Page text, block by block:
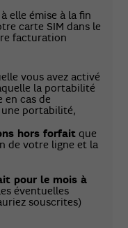
elle émise à la fin
carte SIM dans le
facturation
vous avez activé
la portabilité
en cas de
une portabilité,
hors forfait que
de votre ligne et la
pour le mois à
éventuelles
souscrites)